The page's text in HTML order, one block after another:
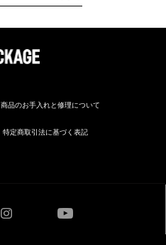
商品のお手入れと修理について
特定商取引法に基づく表記
Instagram